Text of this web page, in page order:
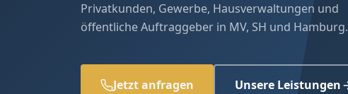
Privatkunden, Gewerbe, Hausverwaltungen und
öffentliche Auftraggeber in MV, SH und Hamburg.
Jetzt anfragen Unsere Leistungen